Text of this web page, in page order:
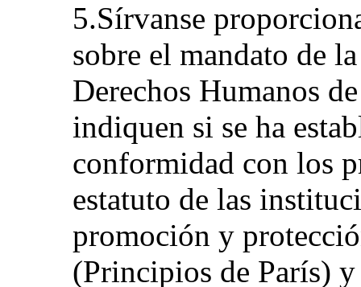
5.Sírvanse
sobre el mandato de
Derechos Humanos
indiquen si se ha
conformidad con los
estatuto de las
promoción y
(Principios de París)